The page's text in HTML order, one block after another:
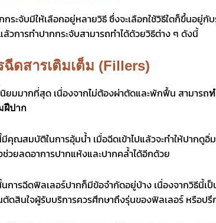
กระจับมีให้เลือกอยู่หลายวิธี ซึ่งจะเลือกใช้วิธีใดก็ขึ้นอ
ล้วการทำปากกระจับสามารถทำได้ด้วยวิธีต่าง ๆ ดังนี้
ฉีดสารเติมเต็ม (Fillers)
ยมมากที่สุด เนื่องจากไม่ต้องผ่าตัดและพักฟื้น สามารถ
ฝีปาก
คุณสมบัติในการอุ้มน้ำ เมื่อฉีดเข้าไปแล้วจะทำให้ปาก
ช่วยลดอาการปากแห้งและปากคล้ำได้อีกด้วย
การฉีดฟิลเลอร์ปากก็มีข้อจำกัดอยู่บ้าง เนื่องจากวิธีนี้เ
ตัดสินใจผู้รับบริการควรศึกษาถึงรุ่นของฟิลเลอร์ หรือป